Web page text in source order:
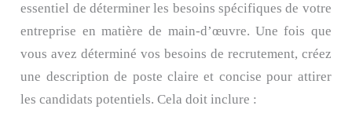
essentiel de déterminer les besoins spécifiques de votre
entreprise en matière de main-d’œuvre. Une fois que
vous avez déterminé vos besoins de recrutement, créez
une description de poste claire et concise pour attirer
les candidats potentiels. Cela doit inclure :